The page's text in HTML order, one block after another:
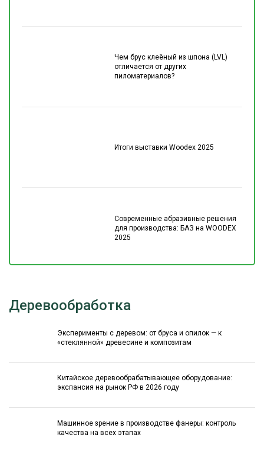
Чем брус клеёный из шпона (LVL)
отличается от других
пиломатериалов?
Итоги выставки Woodex 2025
Современные абразивные решения
для производства: БАЗ на WOODEX
2025
Деревообработка
Эксперименты с деревом: от бруса и опилок — к
«стеклянной» древесине и композитам
Китайское деревообрабатывающее оборудование:
экспансия на рынок РФ в 2026 году
Машинное зрение в производстве фанеры: контроль
качества на всех этапах